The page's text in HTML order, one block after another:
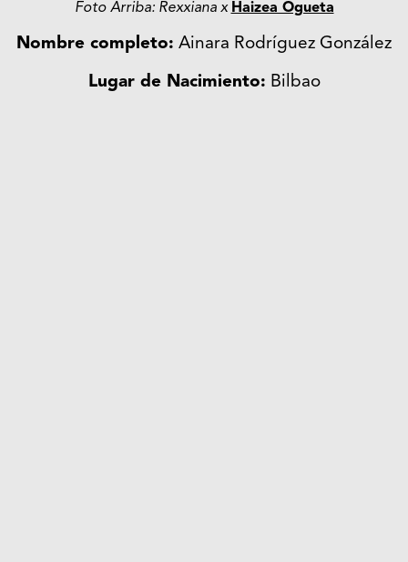
Foto Arriba: Rexxiana x Haizea Ogueta
Nombre completo: Ainara Rodríguez González
Lugar de Nacimiento: Bilbao